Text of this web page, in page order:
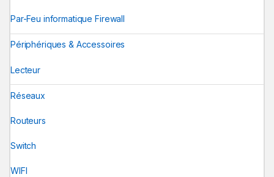
Par-Feu informatique Firewall
Périphériques & Accessoires
Lecteur
Réseaux
Routeurs
Switch
WIFI